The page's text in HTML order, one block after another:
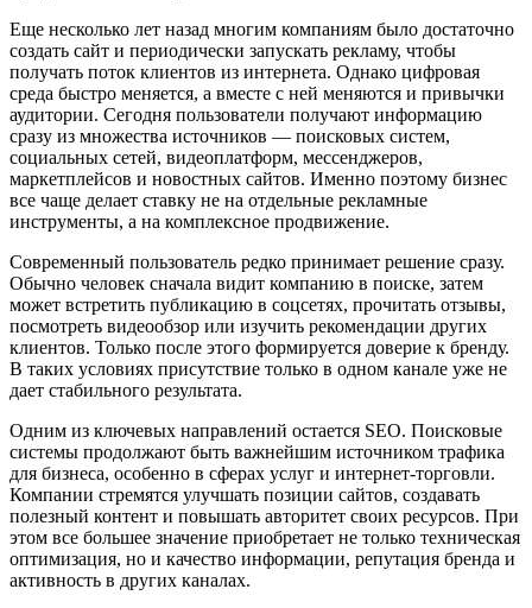
Еще несколько лет назад многим компаниям было достаточно
создать сайт и периодически запускать рекламу, чтобы
получать поток клиентов из интернета. Однако цифровая
среда быстро меняется, а вместе с ней меняются и привычки
аудитории. Сегодня пользователи получают информацию
сразу из множества источников — поисковых систем,
социальных сетей, видеоплатформ, мессенджеров,
маркетплейсов и новостных сайтов. Именно поэтому бизнес
все чаще делает ставку не на отдельные рекламные
инструменты, а на комплексное продвижение.
Современный пользователь редко принимает решение сразу.
Обычно человек сначала видит компанию в поиске, затем
может встретить публикацию в соцсетях, прочитать отзывы,
посмотреть видеообзор или изучить рекомендации других
клиентов. Только после этого формируется доверие к бренду.
В таких условиях присутствие только в одном канале уже не
дает стабильного результата.
Одним из ключевых направлений остается SEO. Поисковые
системы продолжают быть важнейшим источником трафика
для бизнеса, особенно в сферах услуг и интернет-торговли.
Компании стремятся улучшать позиции сайтов, создавать
полезный контент и повышать авторитет своих ресурсов. При
этом все большее значение приобретает не только техническая
оптимизация, но и качество информации, репутация бренда и
активность в других каналах.